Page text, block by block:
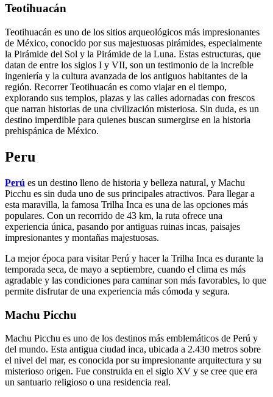
Teotihuacán
Teotihuacán es uno de los sitios arqueológicos más impresionantes
de México, conocido por sus majestuosas pirámides, especialmente
la Pirámide del Sol y la Pirámide de la Luna. Estas estructuras, que
datan de entre los siglos I y VII, son un testimonio de la increíble
ingeniería y la cultura avanzada de los antiguos habitantes de la
región. Recorrer Teotihuacán es como viajar en el tiempo,
explorando sus templos, plazas y las calles adornadas con frescos
que narran historias de una civilización misteriosa. Sin duda, es un
destino imperdible para quienes buscan sumergirse en la historia
prehispánica de México.
Peru
Perú es un destino lleno de historia y belleza natural, y Machu
Picchu es sin duda uno de sus principales atractivos. Para llegar a
esta maravilla, la famosa Trilha Inca es una de las opciones más
populares. Con un recorrido de 43 km, la ruta ofrece una
experiencia única, pasando por antiguas ruinas incas, paisajes
impresionantes y montañas majestuosas.
La mejor época para visitar Perú y hacer la Trilha Inca es durante la
temporada seca, de mayo a septiembre, cuando el clima es más
agradable y las condiciones para caminar son más favorables, lo que
permite disfrutar de una experiencia más cómoda y segura.
Machu Picchu
Machu Picchu es uno de los destinos más emblemáticos de Perú y
del mundo. Esta antigua ciudad inca, ubicada a 2.430 metros sobre
el nivel del mar, es conocida por su impresionante arquitectura y su
misterioso origen. Fue construida en el siglo XV y se cree que era
un santuario religioso o una residencia real.